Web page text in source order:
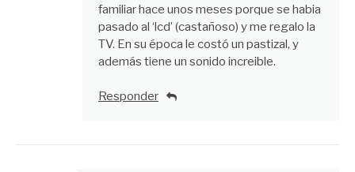
familiar hace unos meses porque se habia
pasado al ‘lcd’ (castañoso) y me regalo la
TV. En su época le costó un pastizal, y
además tiene un sonido increible.
Responder